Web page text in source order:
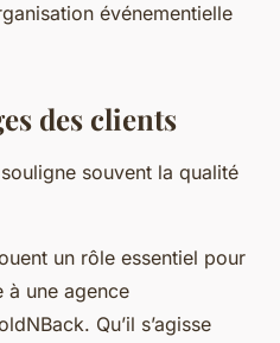
événementielle
des clients
souvent la qualité
un rôle essentiel pour
à une agence
Qu’il s’agisse